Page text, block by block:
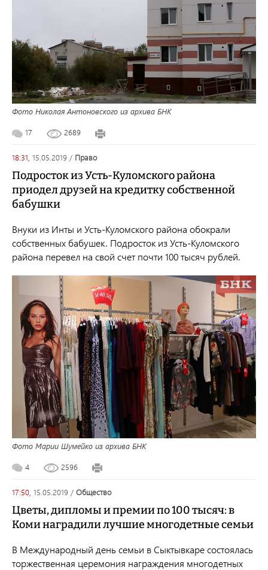
Фото Николая Антоновского из архива БНК
17 2689
18:31, 15.05.2019 / право
Подросток из Усть-Куломского района
приодел друзей на кредитку собственной
бабушки
Внуки из Инты и Усть-Куломского района обокрали
собственных бабушек. Подросток из Усть-Куломского
района перевел на свой счет почти 100 тысяч рублей.
Фото Марии Шумейко из архива БНК
4 2596
17:50, 15.05.2019 / общество
Цветы, дипломы и премии по 100 тысяч: в
Коми наградили лучшие многодетные семьи
В Международный день семьи в Сыктывкаре состоялась
торжественная церемония награждения многодетных